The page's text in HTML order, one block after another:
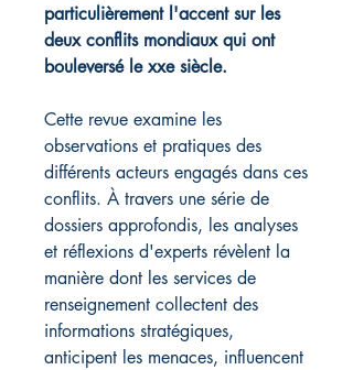
particulièrement l'accent sur les
deux conflits mondiaux qui ont
bouleversé le xxe siècle.
Cette revue examine les
observations et pratiques des
différents acteurs engagés dans ces
conflits. À travers une série de
dossiers approfondis, les analyses
et réflexions d'experts révèlent la
manière dont les services de
renseignement collectent des
informations stratégiques,
anticipent les menaces, influencent